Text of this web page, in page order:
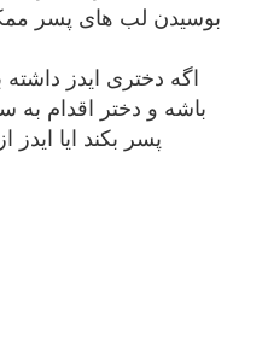
بوسیدن لب های پسر
باشه و دختر اقدام به
پسر بکند ایا